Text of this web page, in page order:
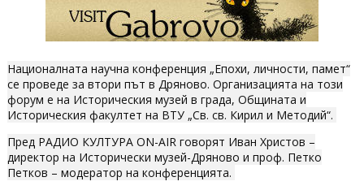
Националната научна конференция „Епохи, личности, памет“
се проведе за втори път в Дряново. Организацията на този
форум е на Историческия музей в града, Общината и
Историческия факултет на ВТУ „Св. св. Кирил и Методий“.
Пред РАДИО КУЛТУРА ON-AIR говорят Иван Христов –
директор на Исторически музей-Дряново и проф. Петко
Петков – модератор на конференцията.